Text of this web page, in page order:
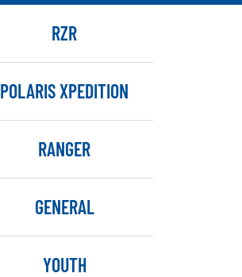
RZR
POLARIS XPEDITION
RANGER
GENERAL
YOUTH